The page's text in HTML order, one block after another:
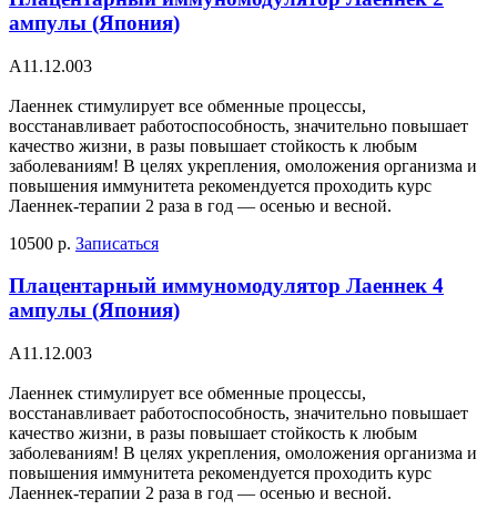
ампулы (Япония)
А11.12.003
Лаеннек стимулирует все обменные процессы,
восстанавливает работоспособность, значительно повышает
качество жизни, в разы повышает стойкость к любым
заболеваниям! В целях укрепления, омоложения организма и
повышения иммунитета рекомендуется проходить курс
Лаеннек-терапии 2 раза в год — осенью и весной.
10500 р. Записаться
Плацентарный иммуномодулятор Лаеннек 4
ампулы (Япония)
А11.12.003
Лаеннек стимулирует все обменные процессы,
восстанавливает работоспособность, значительно повышает
качество жизни, в разы повышает стойкость к любым
заболеваниям! В целях укрепления, омоложения организма и
повышения иммунитета рекомендуется проходить курс
Лаеннек-терапии 2 раза в год — осенью и весной.